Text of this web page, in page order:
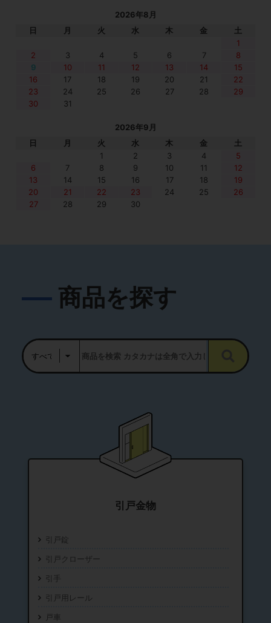
2026年8月
日
月 火 水 木 金
土
1
2
3 4 5 6 7
8
9
10 11 12 13 14
15
16
17 18 19 20 21
22
23
24 25 26 27 28
29
30
31
2026年9月
日
月 火 水 木 金
土
1
2 3 4
5
6
7 8 9 10 11
12
13
14 15 16 17 18
19
20
21 22 23 24 25
26
27
28 29 30
商品を探す
引戸金物
引戸錠
引戸クローザー
引手
引戸用レール
戸車